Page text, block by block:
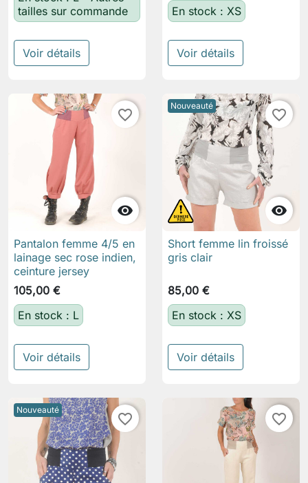
tailles sur commande
Voir détails
En stock : XS
Voir détails

favorite_border
Pantalon femme 4/5 en
lainage sec rose indien,
ceinture jersey
105,00 €
En stock : L
Voir détails
Nouveauté

favorite_border
Short femme lin froissé
gris clair
85,00 €
En stock : XS
Voir détails
Nouveauté
favorite_border favorite_border